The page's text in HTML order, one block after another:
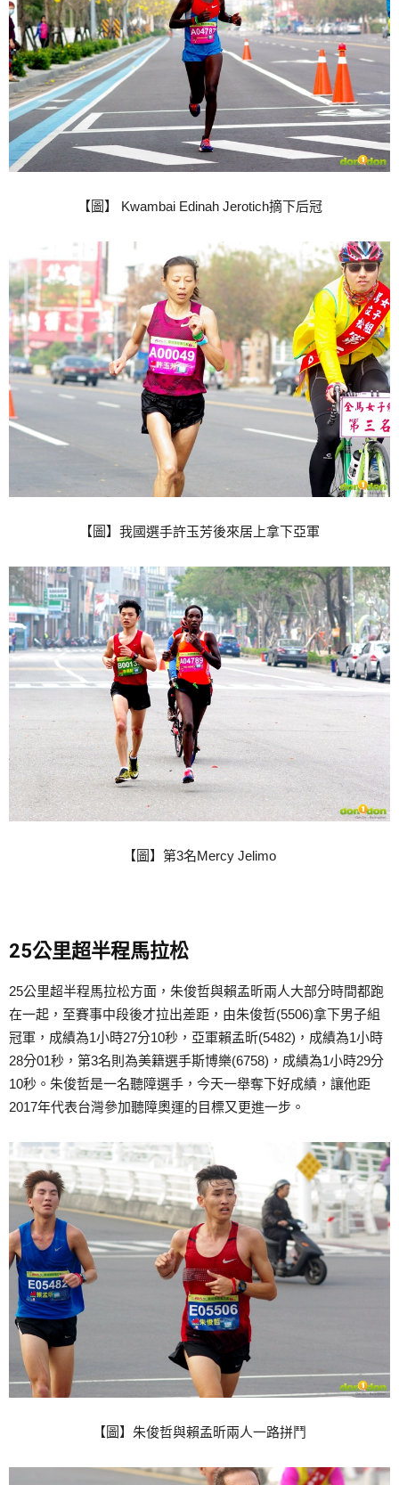
【圖】 Kwambai Edinah Jerotich摘下后冠
【圖】我國選手許玉芳後來居上拿下亞軍
【圖】第3名Mercy Jelimo
25公里超半程馬拉松
25公里超半程馬拉松方面，朱俊哲與賴孟昕兩人大部分時間都跑
在一起，至賽事中段後才拉出差距，由朱俊哲(5506)拿下男子組
冠軍，成績為1小時27分10秒，亞軍賴孟昕(5482)，成績為1小時
28分01秒，第3名則為美籍選手斯博樂(6758)，成績為1小時29分
10秒。朱俊哲是一名聽障選手，今天一舉奪下好成績，讓他距
2017年代表台灣參加聽障奧運的目標又更進一步。
【圖】朱俊哲與賴孟昕兩人一路拼鬥